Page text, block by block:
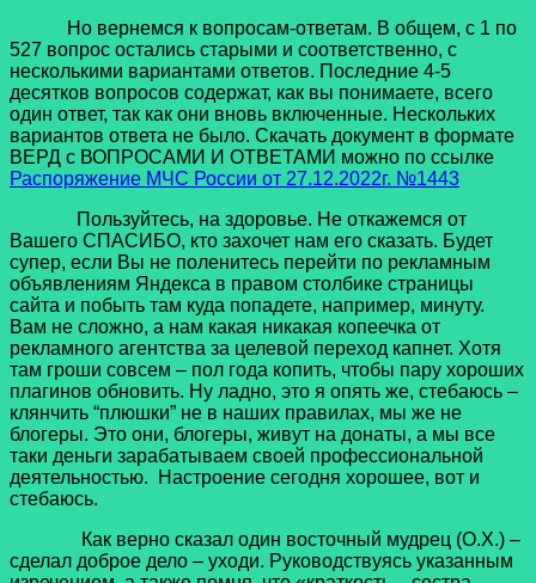
Но вернемся к вопросам-ответам. В общем, с 1 по
527 вопрос остались старыми и соответственно, с
несколькими вариантами ответов. Последние 4-5
десятков вопросов содержат, как вы понимаете, всего
один ответ, так как они вновь включенные. Нескольких
вариантов ответа не было. Скачать документ в формате
ВЕРД с ВОПРОСАМИ И ОТВЕТАМИ можно по ссылке
Распоряжение МЧС России от 27.12.2022г. №1443
Пользуйтесь, на здоровье. Не откажемся от
Вашего СПАСИБО, кто захочет нам его сказать. Будет
супер, если Вы не поленитесь перейти по рекламным
объявлениям Яндекса в правом столбике страницы
сайта и побыть там куда попадете, например, минуту.
Вам не сложно, а нам какая никакая копеечка от
рекламного агентства за целевой переход капнет. Хотя
там гроши совсем – пол года копить, чтобы пару хороших
плагинов обновить. Ну ладно, это я опять же, стебаюсь –
клянчить “плюшки” не в наших правилах, мы же не
блогеры. Это они, блогеры, живут на донаты, а мы все
таки деньги зарабатываем своей профессиональной
деятельностью. Настроение сегодня хорошее, вот и
стебаюсь.
Как верно сказал один восточный мудрец (О.Х.) –
сделал доброе дело – уходи. Руководствуясь указанным